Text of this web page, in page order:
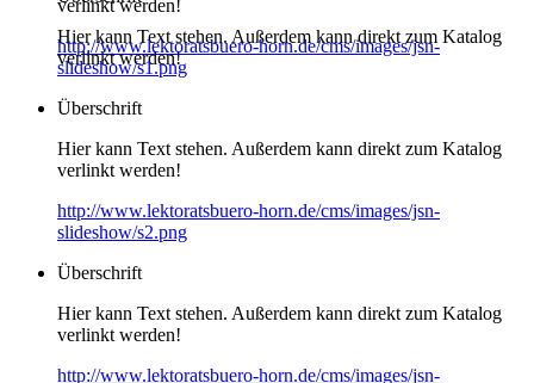
Hier kann Text stehen. Außerdem kann direkt zum Katalog
verlinkt werden!
verlinkt werden!
http://www.lektoratsbuero-horn.de/cms/images/jsn-
slideshow/s1.png
Überschrift
Hier kann Text stehen. Außerdem kann direkt zum Katalog
verlinkt werden!
http://www.lektoratsbuero-horn.de/cms/images/jsn-
slideshow/s2.png
Überschrift
Hier kann Text stehen. Außerdem kann direkt zum Katalog
verlinkt werden!
http://www.lektoratsbuero-horn.de/cms/images/jsn-